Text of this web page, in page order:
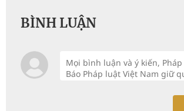
BÌNH LUẬN